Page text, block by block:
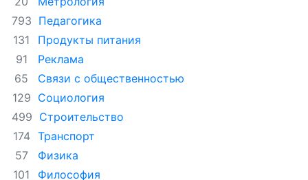
793 Педагогика
131
Продукты питания
91
Реклама
65
Связи с общественностью
129 Социология
499 Строительство
174 Транспорт
57
Физика
101
Философия